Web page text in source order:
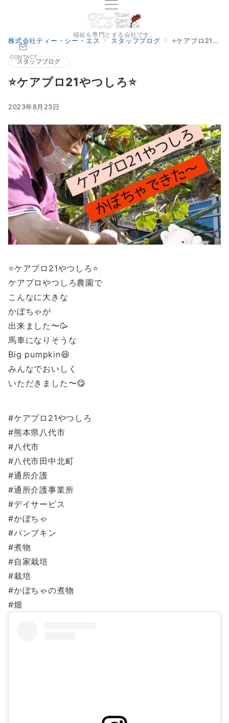
福祉を専門とする会社です。
CONTACT
株式会社ティー・シー・エス スタッフブログ ⭐️ケアプロ21やつしろ⭐️
スタッフブログ
⭐️ケアプロ21やつしろ⭐️
2023年8月23日
⭐️ケアプロ21やつしろ⭐️
ケアプロやつしろ農園で
こんなに大きな
かぼちゃが
出来ました〜🥳
馬車になりそうな
Big pumpkin😆
みんなでおいしく
いただきました〜😋
#ケアプロ21やつしろ
#熊本県八代市
#八代市
#八代市田中北町
#通所介護
#通所介護事業所
#デイサービス
#かぼちゃ
#パンプキン
#煮物
#自家栽培
#栽培
#かぼちゃの煮物
#畑